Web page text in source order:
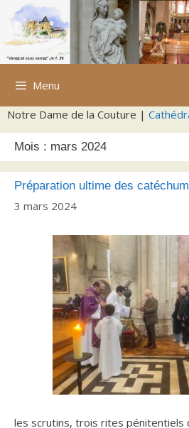
Aller
contenu
Menu
Notre Dame de la Couture |
Mois : mars 2024
Préparation ultime des
3 mars 2024
les scrutins, trois rites pénitentiels